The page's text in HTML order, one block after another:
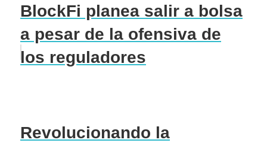
BlockFi planea salir a bolsa
a pesar de la ofensiva de
los reguladores
Revolucionando la